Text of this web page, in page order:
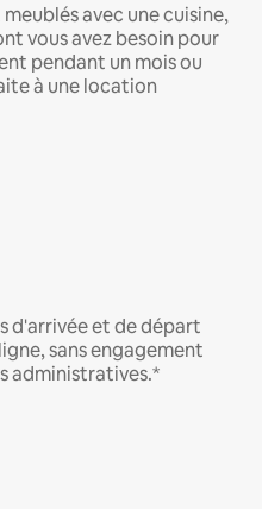
avec une cuisine,
vous avez besoin pour
pendant un mois ou
à une location
d'arrivée et de départ
sans engagement
administratives.*